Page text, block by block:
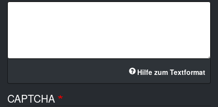
Hilfe zum Textformat
CAPTCHA